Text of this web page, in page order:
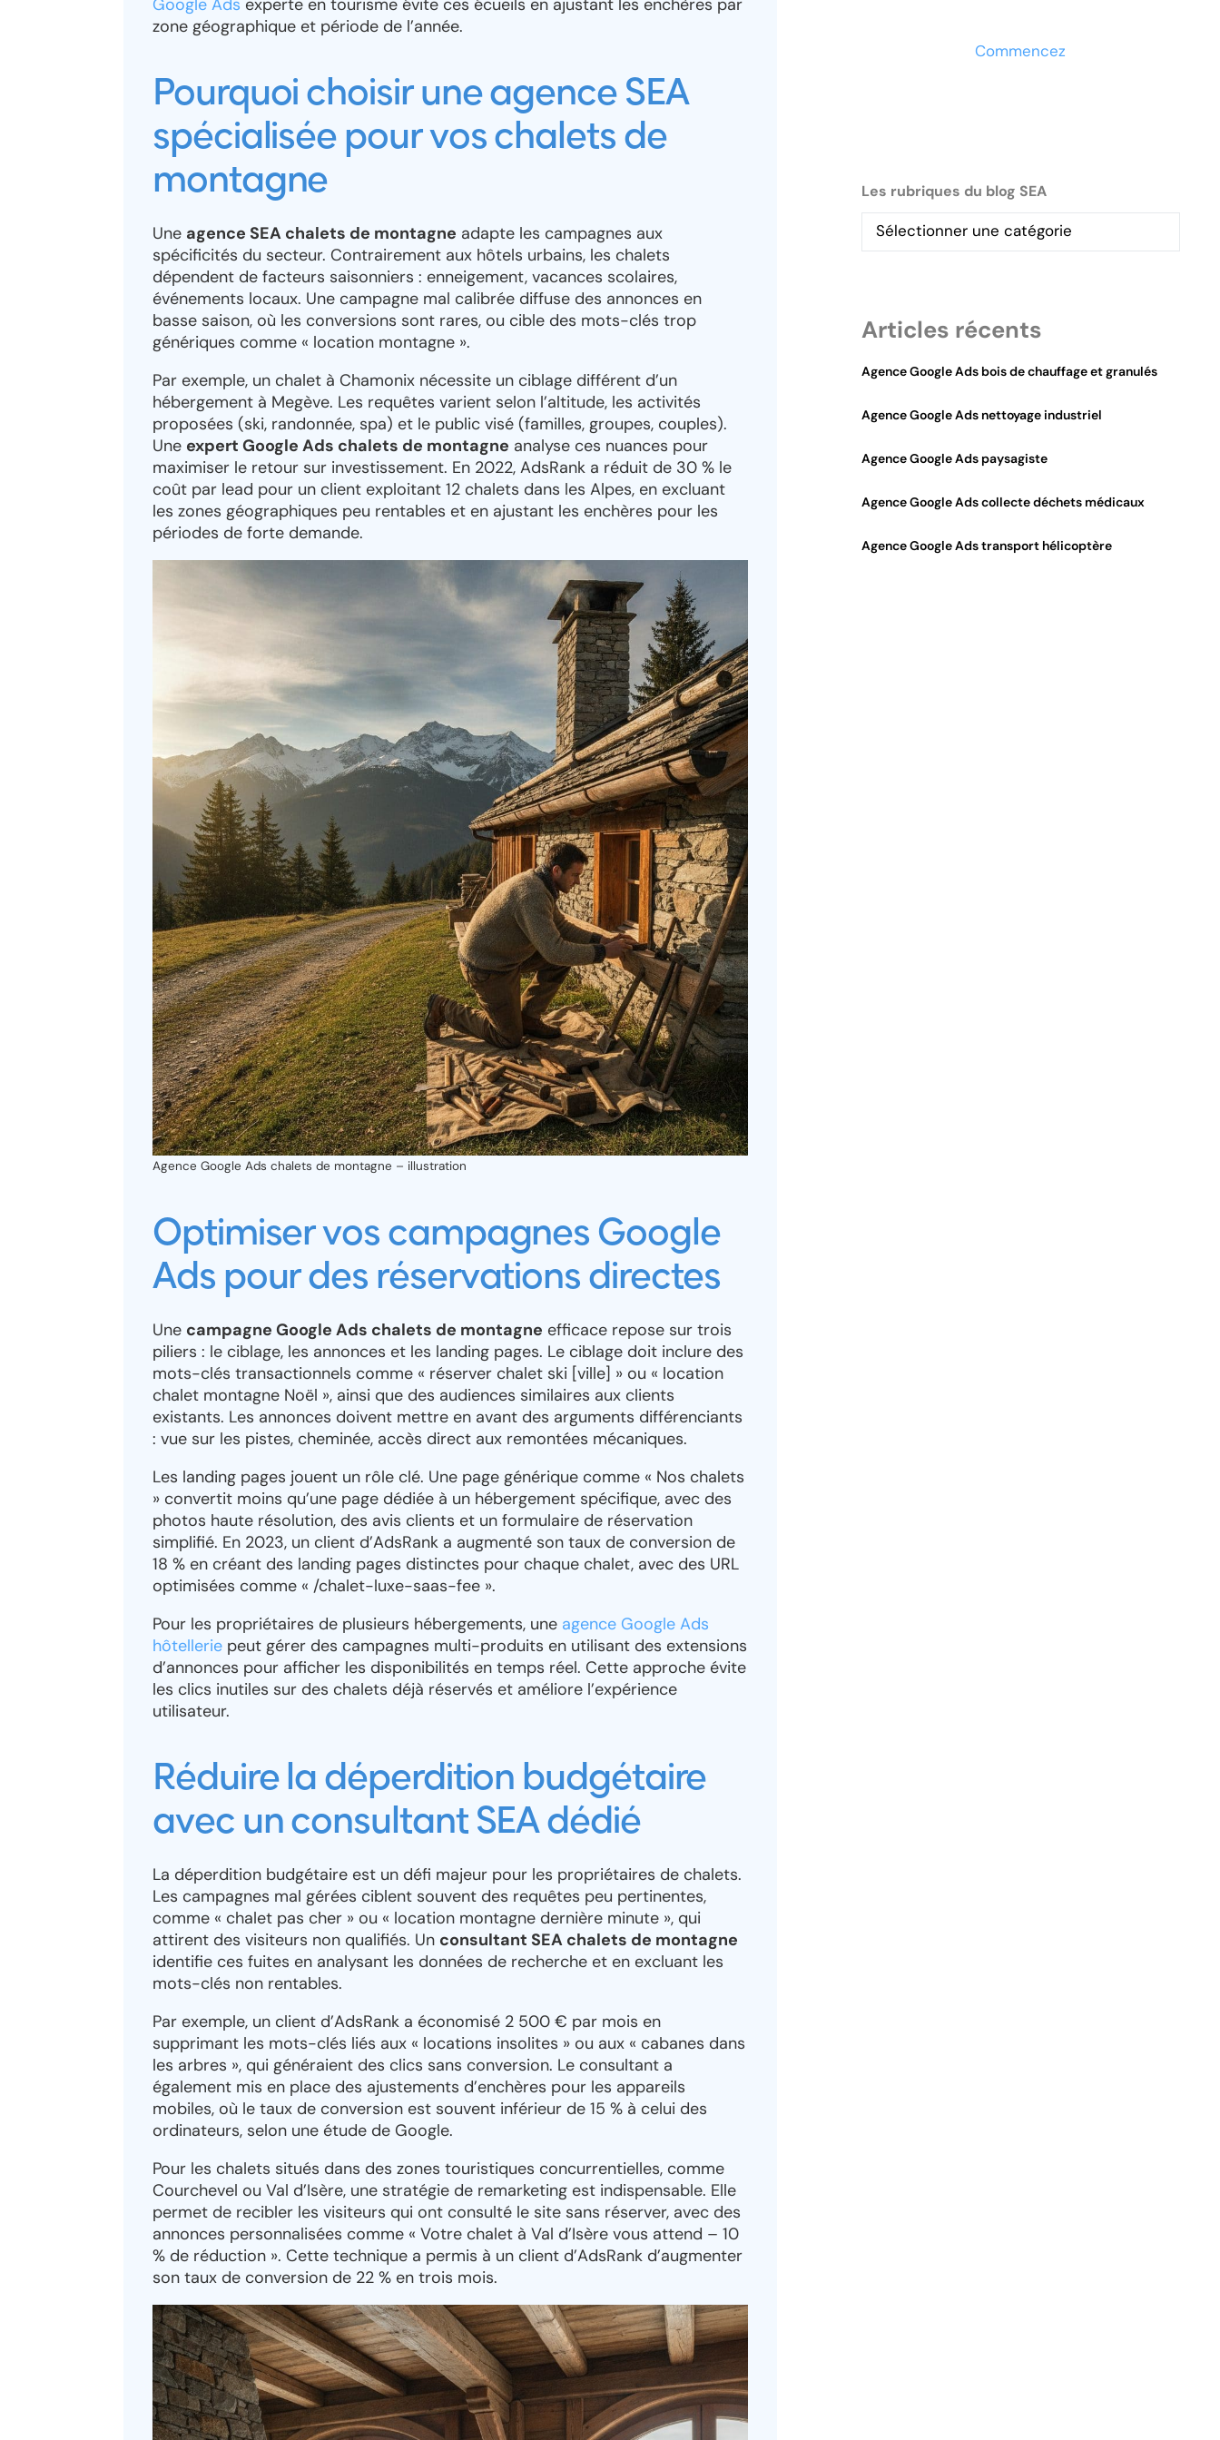
Google Ads experte en tourisme évite ces écueils en ajustant les enchères par
zone géographique et période de l’année.
Pourquoi choisir une agence SEA
spécialisée pour vos chalets de
montagne
Une agence SEA chalets de montagne adapte les campagnes aux
spécificités du secteur. Contrairement aux hôtels urbains, les chalets
dépendent de facteurs saisonniers : enneigement, vacances scolaires,
événements locaux. Une campagne mal calibrée diffuse des annonces en
basse saison, où les conversions sont rares, ou cible des mots-clés trop
génériques comme « location montagne ».
Par exemple, un chalet à Chamonix nécessite un ciblage différent d’un
hébergement à Megève. Les requêtes varient selon l’altitude, les activités
proposées (ski, randonnée, spa) et le public visé (familles, groupes, couples).
Une expert Google Ads chalets de montagne analyse ces nuances pour
maximiser le retour sur investissement. En 2022, AdsRank a réduit de 30 % le
coût par lead pour un client exploitant 12 chalets dans les Alpes, en excluant
les zones géographiques peu rentables et en ajustant les enchères pour les
périodes de forte demande.
Agence Google Ads chalets de montagne – illustration
Optimiser vos campagnes Google
Ads pour des réservations directes
Une campagne Google Ads chalets de montagne efficace repose sur trois
piliers : le ciblage, les annonces et les landing pages. Le ciblage doit inclure des
mots-clés transactionnels comme « réserver chalet ski [ville] » ou « location
chalet montagne Noël », ainsi que des audiences similaires aux clients
existants. Les annonces doivent mettre en avant des arguments différenciants
: vue sur les pistes, cheminée, accès direct aux remontées mécaniques.
Les landing pages jouent un rôle clé. Une page générique comme « Nos chalets
» convertit moins qu’une page dédiée à un hébergement spécifique, avec des
photos haute résolution, des avis clients et un formulaire de réservation
simplifié. En 2023, un client d’AdsRank a augmenté son taux de conversion de
18 % en créant des landing pages distinctes pour chaque chalet, avec des URL
optimisées comme « /chalet-luxe-saas-fee ».
Pour les propriétaires de plusieurs hébergements, une agence Google Ads
hôtellerie peut gérer des campagnes multi-produits en utilisant des extensions
d’annonces pour afficher les disponibilités en temps réel. Cette approche évite
les clics inutiles sur des chalets déjà réservés et améliore l’expérience
utilisateur.
Réduire la déperdition budgétaire
avec un consultant SEA dédié
La déperdition budgétaire est un défi majeur pour les propriétaires de chalets.
Les campagnes mal gérées ciblent souvent des requêtes peu pertinentes,
comme « chalet pas cher » ou « location montagne dernière minute », qui
attirent des visiteurs non qualifiés. Un consultant SEA chalets de montagne
identifie ces fuites en analysant les données de recherche et en excluant les
mots-clés non rentables.
Par exemple, un client d’AdsRank a économisé 2 500 € par mois en
supprimant les mots-clés liés aux « locations insolites » ou aux « cabanes dans
les arbres », qui généraient des clics sans conversion. Le consultant a
également mis en place des ajustements d’enchères pour les appareils
mobiles, où le taux de conversion est souvent inférieur de 15 % à celui des
ordinateurs, selon une étude de Google.
Pour les chalets situés dans des zones touristiques concurrentielles, comme
Courchevel ou Val d’Isère, une stratégie de remarketing est indispensable. Elle
permet de recibler les visiteurs qui ont consulté le site sans réserver, avec des
annonces personnalisées comme « Votre chalet à Val d’Isère vous attend – 10
% de réduction ». Cette technique a permis à un client d’AdsRank d’augmenter
son taux de conversion de 22 % en trois mois.
Commencez
Les rubriques du blog SEA
Articles récents
Agence Google Ads bois de chauffage et granulés
Agence Google Ads nettoyage industriel
Agence Google Ads paysagiste
Agence Google Ads collecte déchets médicaux
Agence Google Ads transport hélicoptère